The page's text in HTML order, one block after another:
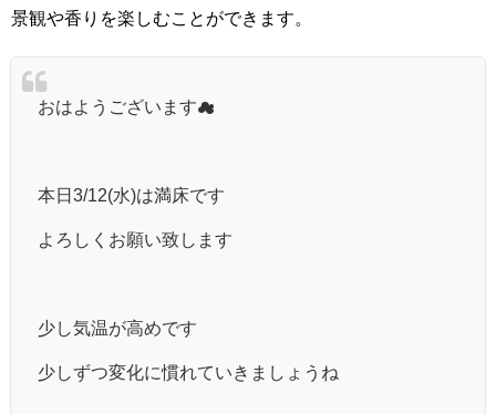
景観や香りを楽しむことができます。
おはようございます☁
本日3/12(水)は満床です
よろしくお願い致します
少し気温が高めです
少しずつ変化に慣れていきましょうね